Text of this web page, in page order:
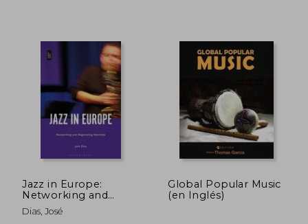
Jazz in Europe:
Networking and
Negotiating Identities
(en Inglés)
Dias, José
Global Popular Music
(en Inglés)